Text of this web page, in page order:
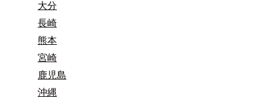
大分
長崎
熊本
宮崎
鹿児島
沖縄